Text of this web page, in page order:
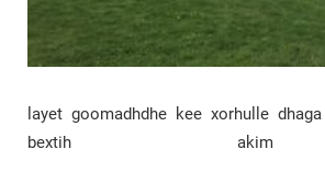
layet goomadhdhe kee xorhulle
bextih